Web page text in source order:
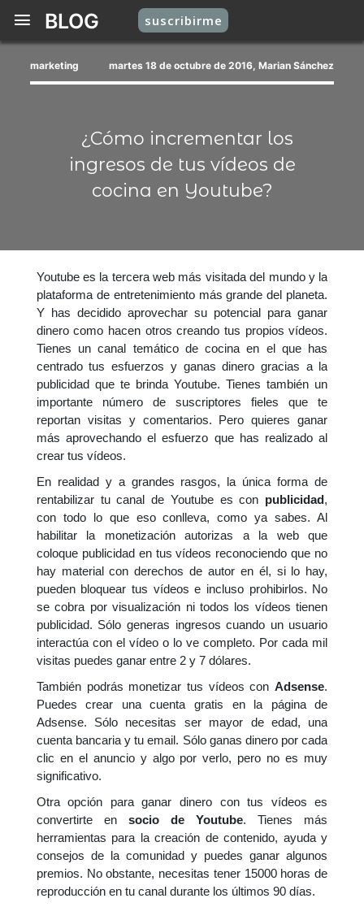
BLOG suscribirme
marketing martes 18 de octubre de 2016, Marian Sánchez
¿Cómo incrementar los
ingresos de tus vídeos de
cocina en Youtube?
Youtube es la tercera web más visitada del mundo y la
plataforma de entretenimiento más grande del planeta.
Y has decidido aprovechar su potencial para ganar
dinero como hacen otros creando tus propios vídeos.
Tienes un canal temático de cocina en el que has
centrado tus esfuerzos y ganas dinero gracias a la
publicidad que te brinda Youtube. Tienes también un
importante número de suscriptores fieles que te
reportan visitas y comentarios. Pero quieres ganar
más aprovechando el esfuerzo que has realizado al
crear tus vídeos.
En realidad y a grandes rasgos, la única forma de
rentabilizar tu canal de Youtube es con publicidad,
con todo lo que eso conlleva, como ya sabes. Al
habilitar la monetización autorizas a la web que
coloque publicidad en tus vídeos reconociendo que no
hay material con derechos de autor en él, si lo hay,
pueden bloquear tus vídeos e incluso prohibirlos. No
se cobra por visualización ni todos los vídeos tienen
publicidad. Sólo generas ingresos cuando un usuario
interactúa con el vídeo o lo ve completo. Por cada mil
visitas puedes ganar entre 2 y 7 dólares.
También podrás monetizar tus vídeos conAdsense.
Puedes crear una cuenta gratis en la página de
Adsense. Sólo necesitas ser mayor de edad, una
cuenta bancaria y tu email. Sólo ganas dinero por cada
clic en el anuncio y algo por verlo, pero no es muy
significativo.
Otra opción para ganar dinero con tus vídeos es
convertirte ensocio de Youtube. Tienes más
herramientas para la creación de contenido, ayuda y
consejos de la comunidad y puedes ganar algunos
premios. No obstante, necesitas tener 15000 horas de
reproducción en tu canal durante los últimos 90 días.